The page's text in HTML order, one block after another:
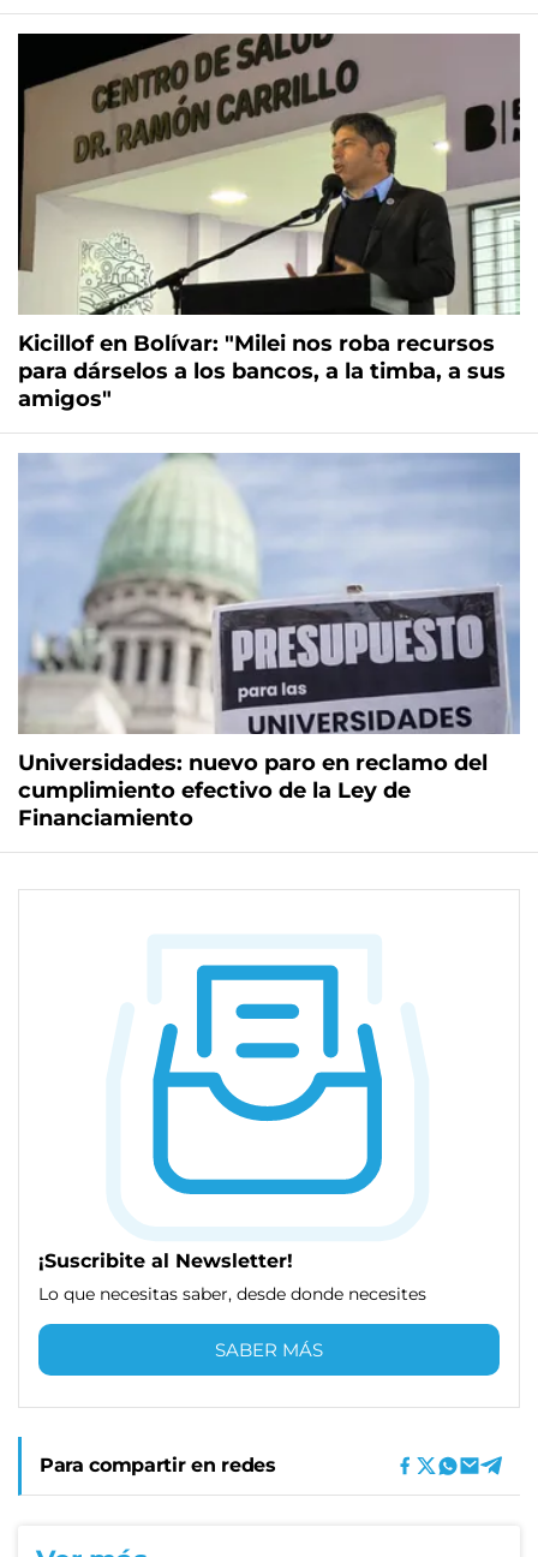
Kicillof en Bolívar: "Milei nos roba recursos
para dárselos a los bancos, a la timba, a sus
amigos"
Universidades: nuevo paro en reclamo del
cumplimiento efectivo de la Ley de
Financiamiento
¡Suscribite al Newsletter!
Lo que necesitas saber, desde donde necesites
SABER MÁS
Para compartir en redes